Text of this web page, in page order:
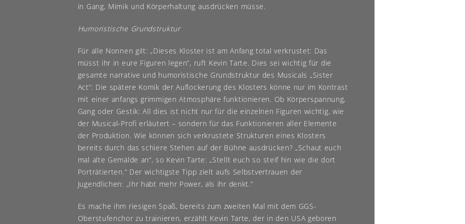
in Gang, Mimik und Körperhaltung ausdrücken müsse.
Humoristische Grundstruktur
Für alle Nonnen gilt: „Dieses Kloster ist am Anfang total verkrustet: Das
müsst ihr in eure Figuren legen“, ruft Kevin Tarte. Dies sei wichtig für die
gesamte narrative und humoristische Grundstruktur des Musicals „Sister
Act“: Die spätere Komik der Auflockerung des Klosters könne nur im Kontrast
mit einer anfangs grimmigen Atmosphäre funktionieren. Ob Körperspannung,
Gang oder Gestik: All dies ist nicht nur für die einzelnen Figuren wichtig, wie
der Musical-Profi erläutert – sondern für das Funktionieren aller Elemente
der Produktion. Wie können sich verkrustete Strukturen eines Klosters
bereits durch das schiere Stehen auf der Bühne ausdrücken? „Schaut euch
mal alte Gemälde an“, so Kevin Tarte: „Stellt euch so steif hin wie die dort
Porträtierten.“ Der wichtigste Tipp zielt aufs Selbstvertrauen der
Jugendlichen: „Ihr habt mehr Power, als ihr denkt.“
Es mache ihm riesigen Spaß, bereits zum zweiten Mal mit dem GGS-
Oberstufenchor zu trainieren, erzählt Kevin Tarte, der in den USA geboren